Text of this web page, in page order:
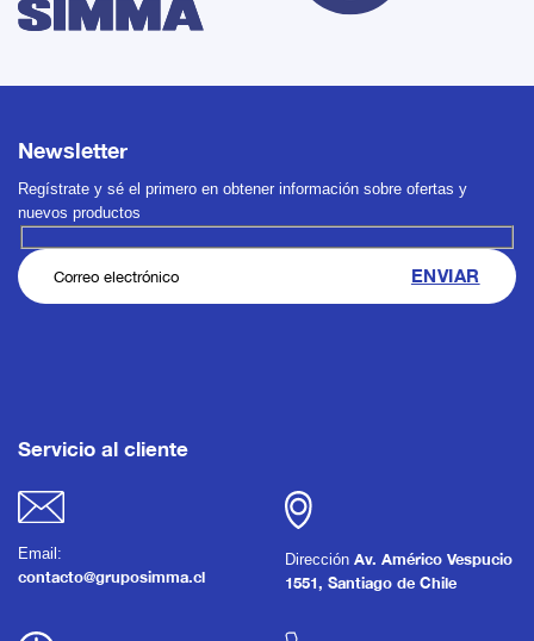
Newsletter
Regístrate y sé el primero en obtener información sobre ofertas y
nuevos productos
Servicio al cliente
Email:
contacto@gruposimma.cl
Dirección Av. Américo Vespucio
1551, Santiago de Chile